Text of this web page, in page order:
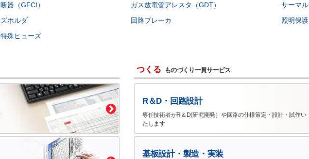
器（GFCI） ガス放電管アレスタ（GDT）
サーマ
ホルダ 回路ブレーカ
照明保護
殊ヒューズ
つくる ものづくり一貫サービス
R＆D・回路設計
専任技術者がR＆D(研究開発）や回路の仕様策定・設計・試作い
たします
基板設計・製造・実装